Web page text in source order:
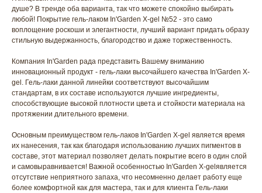
душе? В тренде оба варианта, так что можете спокойно выбирать
любой! Покрытие гель-лаком In'Garden X-gel №52 - это само
воплощение роскоши и элегантности, лучший вариант придать образу
стильную выдержанность, благородство и даже торжественность.
Компания In'Garden рада представить Вашему вниманию
инновационный продукт - гель-лаки высочайшего качества In'Garden X-
gel. Гель-лаки данной линейки соответствуют высочайшим
стандартам, в их составе используются лучшие ингредиенты,
способствующие высокой плотности цвета и стойкости материала на
протяжении длительного времени.
Основным преимуществом гель-лаков In'Garden X-gel является время
их нанесения, так как благодаря использованию лучших пигментов в
составе, этот материал позволяет делать покрытие всего в один слой
и самовыравнивается! Важной особенностью In'Garden X-gelявляется
отсутствие неприятного запаха, что несомненно делает работу еще
более комфортной как для мастера, так и для клиента Гель-лаки